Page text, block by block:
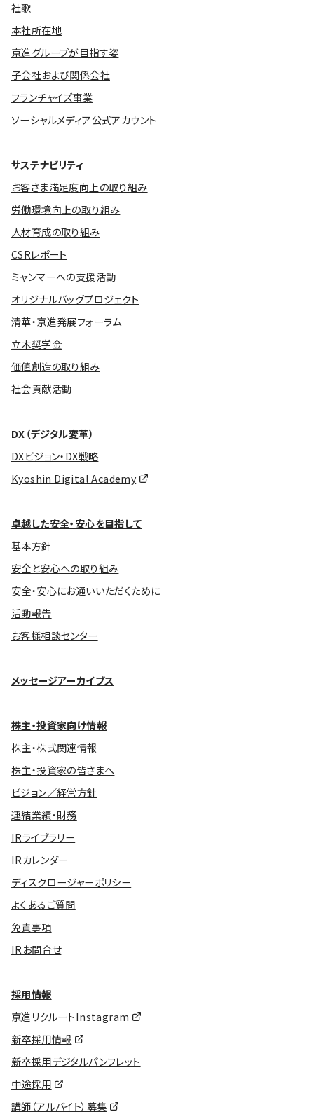
社歌
本社所在地
京進グループが目指す姿
子会社および関係会社
フランチャイズ事業
ソーシャルメディア公式アカウント
サステナビリティ
お客さま満足度向上の取り組み
労働環境向上の取り組み
人材育成の取り組み
CSRレポート
ミャンマーへの支援活動
オリジナルバッグプロジェクト
清華・京進発展フォーラム
立木奨学金
価値創造の取り組み
社会貢献活動
DX（デジタル変革）
DXビジョン・DX戦略
Kyoshin Digital Academy
卓越した安全・安心を目指して
基本方針
安全と安心への取り組み
安全・安心にお通いいただくために
活動報告
お客様相談センター
メッセージアーカイブス
株主・投資家向け情報
株主・株式関連情報
株主・投資家の皆さまへ
ビジョン／経営方針
連結業績・財務
IRライブラリー
IRカレンダー
ディスクロージャーポリシー
よくあるご質問
免責事項
IRお問合せ
採用情報
京進リクルートInstagram
新卒採用情報
新卒採用デジタルパンフレット
中途採用
講師（アルバイト）募集